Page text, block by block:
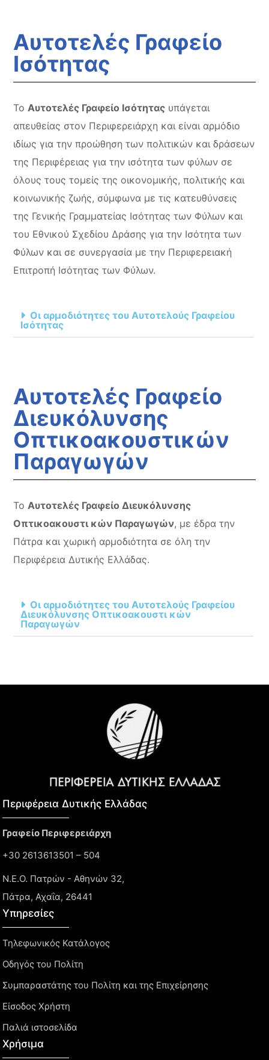
Αυτοτελές Γραφείο
Ισότητας
ΤοΑυτοτελές Γραφείο Ισότητας υπάγεται
απευθείας στον Περιφερειάρχη και είναι αρμόδιο
ιδίως για την προώθηση των πολιτικών και δράσεων
της Περιφέρειας για την ισότητα των φύλων σε
όλους τους τομείς της οικονομικής, πολιτικής και
κοινωνικής ζωής, σύμφωνα με τις κατευθύνσεις
της Γενικής Γραμματείας Ισότητας των Φύλων και
του Εθνικού Σχεδίου Δράσης για την Ισότητα των
Φύλων και σε συνεργασία με την Περιφερειακή
Επιτροπή Ισότητας των Φύλων.
Οι αρμοδιότητες του Αυτοτελούς Γραφείου
Ισότητας
Αυτοτελές Γραφείο
Διευκόλυνσης
Οπτικοακουστικών
Παραγωγών
ΤοΑυτοτελές Γραφείο Διευκόλυνσης
Οπτικοακουστι κών Παραγωγών, με έδρα την
Πάτρα και χωρική αρμοδιότητα σε όλη την
Περιφέρεια Δυτικής Ελλάδας.
Οι αρμοδιότητες του Αυτοτελούς Γραφείου
Διευκόλυνσης Οπτικοακουστι κών
Παραγωγών
Περιφέρεια Δυτικής Ελλάδας​
Γραφείο Περιφερειάρχη
+30 2613613501 – 504
Ν.Ε.Ο. Πατρών - Αθηνών 32,
Πάτρα, Αχαΐα, 26441
Υπηρεσίες
Τηλεφωνικός Κατάλογος
Οδηγός του Πολίτη
Συμπαραστάτης του Πολίτη και της Επιχείρησης
Είσοδος Χρήστη
Παλιά ιστοσελίδα
Χρήσιμα